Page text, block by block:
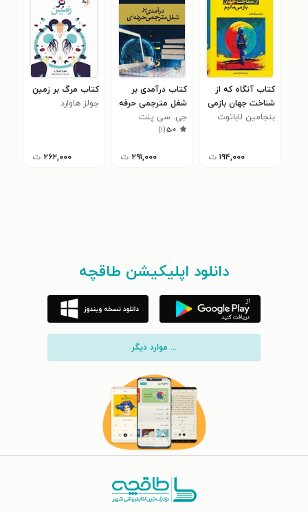
کتاب آنگاه که از
شناخت جهان بازمی
مانیم
بنجامین لاباتوت
۱۹۴,۰۰۰ ت
کتاب درآمدی بر
شغل مترجمی حرفه
ای
جی. سی پنت
۵٫۰(۱)
۲۹۱,۰۰۰ ت
کتاب مرگ بر زمین
جولز هاوارد
۲۶۲,۰۰۰ ت
دانلود اپلیکیشن طاقچه
... موارد دیگر